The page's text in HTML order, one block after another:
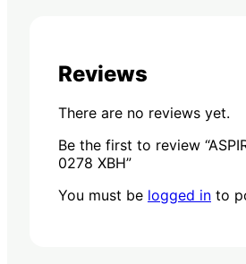
Reviews
There are no reviews yet.
Be the first to review
0278 XBH”
You must be logged in to